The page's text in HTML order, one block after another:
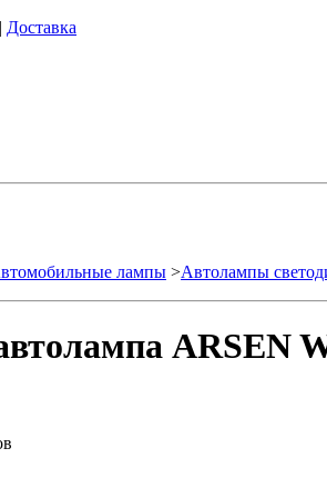
| Доставка
лампы >Автолампы